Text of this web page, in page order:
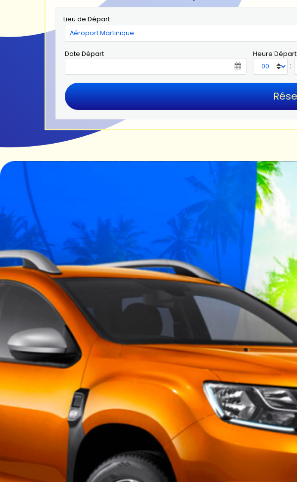
Lieu de Départ
Date Départ Heure Départ
: